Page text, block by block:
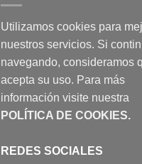
Utilizamos cookies para
nuestros servicios. Si
navegando, consideramos
acepta su uso. Para más
información visite nuestra
POLÍTICA DE COOKIES.
REDES SOCIALES